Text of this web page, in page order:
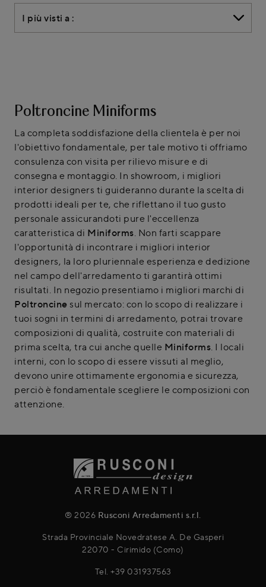
I più visti a :
Poltroncine Miniforms
La completa soddisfazione della clientela è per noi
l'obiettivo fondamentale, per tale motivo ti offriamo
consulenza con visita per rilievo misure e di
consegna e montaggio. In showroom, i migliori
interior designers ti guideranno durante la scelta di
prodotti ideali per te, che riflettano il tuo gusto
personale assicurandoti pure l'eccellenza
caratteristica di Miniforms . Non farti scappare
l'opportunità di incontrare i migliori interior
designers, la loro pluriennale esperienza e dedizione
nel campo dell'arredamento ti garantirà ottimi
risultati. In negozio presentiamo i migliori marchi di
Poltroncine sul mercato: con lo scopo di realizzare i
tuoi sogni in termini di arredamento, potrai trovare
composizioni di qualità, costruite con materiali di
prima scelta, tra cui anche quelle Miniforms . I locali
interni, con lo scopo di essere vissuti al meglio,
devono unire ottimamente ergonomia e sicurezza,
perciò è fondamentale scegliere le composizioni con
attenzione.
® 2026 Rusconi Arredamenti s.r.l.
Strada Provinciale Novedratese A. De Gasperi
22070 - Cirimido (Como)
Tel. +39 031937563